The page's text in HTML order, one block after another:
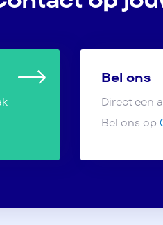
Bel ons
Direct een
Bel ons op